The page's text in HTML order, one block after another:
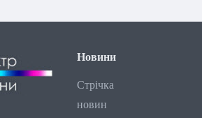
Новини
Стрічка
новин